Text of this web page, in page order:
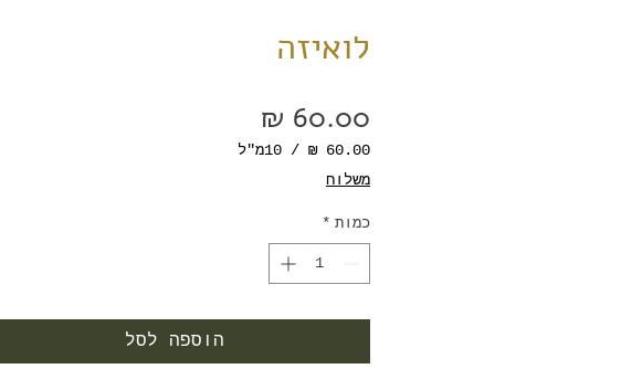
לואיזה
/ 10מ"ל
לכל
משלוח
כמות *
הוספה לסל